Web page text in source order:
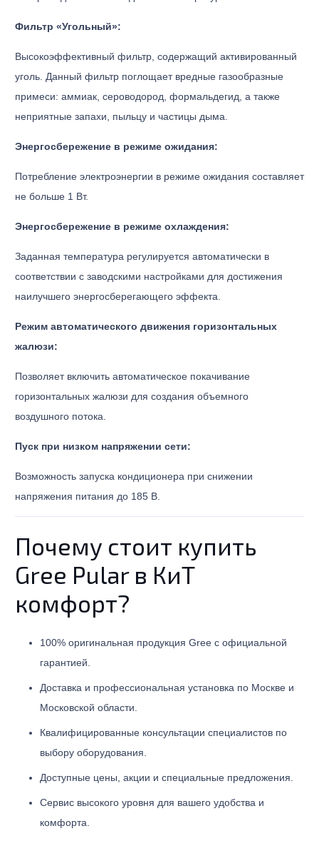
Фильтр «Угольный»:
Высокоэффективный фильтр, содержащий активированный
уголь. Данный фильтр поглощает вредные газообразные
примеси: аммиак, сероводород, формальдегид, а также
неприятные запахи, пыльцу и частицы дыма.
Энергосбережение в режиме ожидания:
Потребление электроэнергии в режиме ожидания составляет
не больше 1 Вт.
Энергосбережение в режиме охлаждения:
Заданная температура регулируется автоматически в
соответствии с заводскими настройками для достижения
наилучшего энергосберегающего эффекта.
Режим автоматического движения горизонтальных
жалюзи:
Позволяет включить автоматическое покачивание
горизонтальных жалюзи для создания объемного
воздушного потока.
Пуск при низком напряжении сети:
Возможность запуска кондиционера при снижении
напряжения питания до 185 В.
Почему стоит купить
Gree Pular в КиТ
комфорт?
100% оригинальная продукция Gree с официальной
гарантией.
Доставка и профессиональная установка по Москве и
Московской области.
Квалифицированные консультации специалистов по
выбору оборудования.
Доступные цены, акции и специальные предложения.
Сервис высокого уровня для вашего удобства и
комфорта.